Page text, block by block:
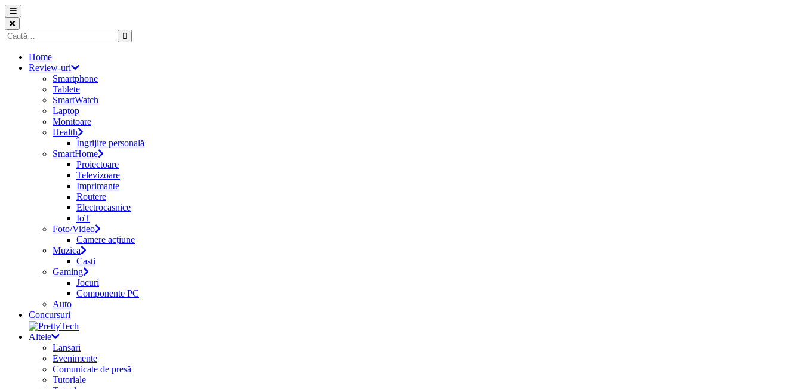
Skip
to
content
Caută
după:
Home
Review-uri
Smartphone
Tablete
SmartWatch
Laptop
Monitoare
Health
Îngrijire personală
SmartHome
Proiectoare
Televizoare
Imprimante
Routere
Electrocasnice
IoT
Foto/Video
Camere acțiune
Muzica
Casti
Gaming
Jocuri
Componente PC
Auto
Concursuri
Altele
Lansari
Evenimente
Comunicate de presă
Tutoriale